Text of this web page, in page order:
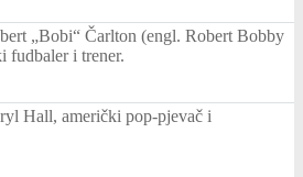
„Bobi“ Čarlton (engl. Robert Bobby
fudbaler i trener.
Hall, američki pop-pjevač i